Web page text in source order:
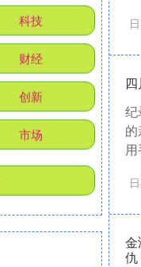
金
仇
科技
财经
创新
市场